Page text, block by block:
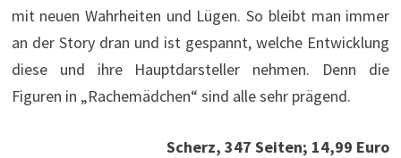
mit neuen Wahrheiten und Lügen. So bleibt man immer
an der Story dran und ist gespannt, welche Entwicklung
diese und ihre Hauptdarsteller nehmen. Denn die
Figuren in „Rachemädchen“ sind alle sehr prägend.
Scherz, 347 Seiten; 14,99 Euro